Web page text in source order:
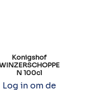
Konigshof
N 100cl
Log in om de